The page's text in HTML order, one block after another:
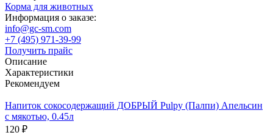
Корма для животных
Информация о заказе:
info@gc-sm.com
+7 (495) 971-39-99
Получить прайс
Описание
Характеристики
Рекомендуем
Напиток сокосодержащий ДОБРЫЙ Pulpy (Палпи) Апельсин
с мякотью, 0.45л
120 ₽